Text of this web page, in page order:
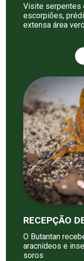
Visite serpentes
escorpiões,
extensa área
RECEPÇÃO
O Butantan
aracnídeos e
soros